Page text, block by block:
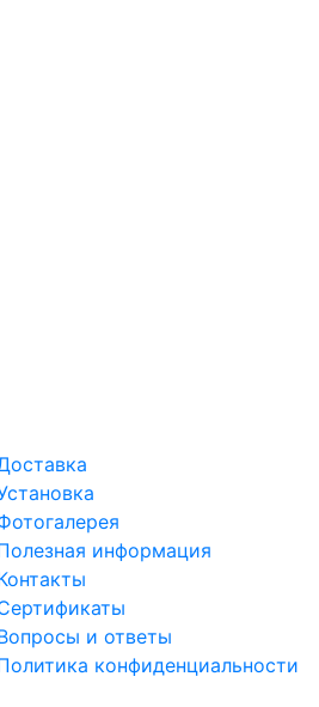
информация
и ответы
конфиденциальности